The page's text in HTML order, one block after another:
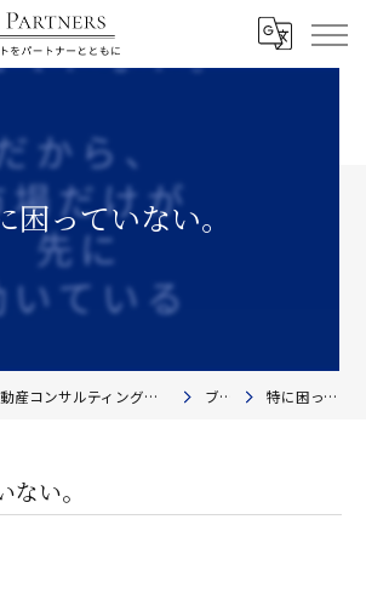
困っていない。
東京都新宿区の不動産コンサルティングならアテナ・パートナーズ株式会社 ブログ 特に困っていない。
い。